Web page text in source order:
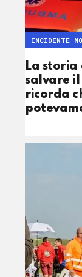
La
salvare
ricorda
INCIDENTE